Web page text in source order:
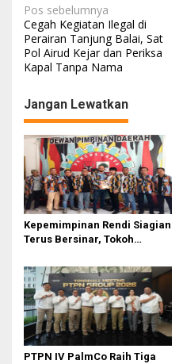
N
a
v
g
a
s
i
p
o
s
Pos sebelumnya
Cegah Kegiatan Ilegal di
Perairan Tanjung Balai, Sat
Pol Airud Kejar dan Periksa
Kapal Tanpa Nama
Jangan Lewatkan
Kepemimpinan Rendi Siagian
Terus Bersinar, Tokoh
MJA Kota Medan
PTPN IV PalmCo Raih Tiga